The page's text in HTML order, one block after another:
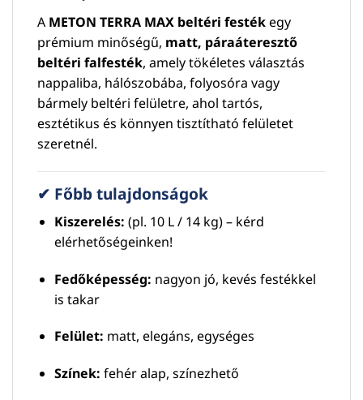
A METON TERRA MAX beltéri festékegy
prémium minőségű, matt, páraáteresztő
beltéri falfesték, amely tökéletes választás
nappaliba, hálószobába, folyosóra vagy
bármely beltéri felületre, ahol tartós,
esztétikus és könnyen tisztítható felületet
szeretnél.
✔ Főbb tulajdonságok
Kiszerelés: (pl. 10 L / 14 kg) – kérd
elérhetőségeinken!
Fedőképesség: nagyon jó, kevés festékkel
is takar
Felület: matt, elegáns, egységes
Színek: fehér alap, színezhető